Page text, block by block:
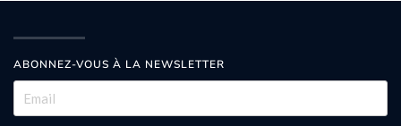
ABONNEZ-VOUS À LA NEWSLETTER